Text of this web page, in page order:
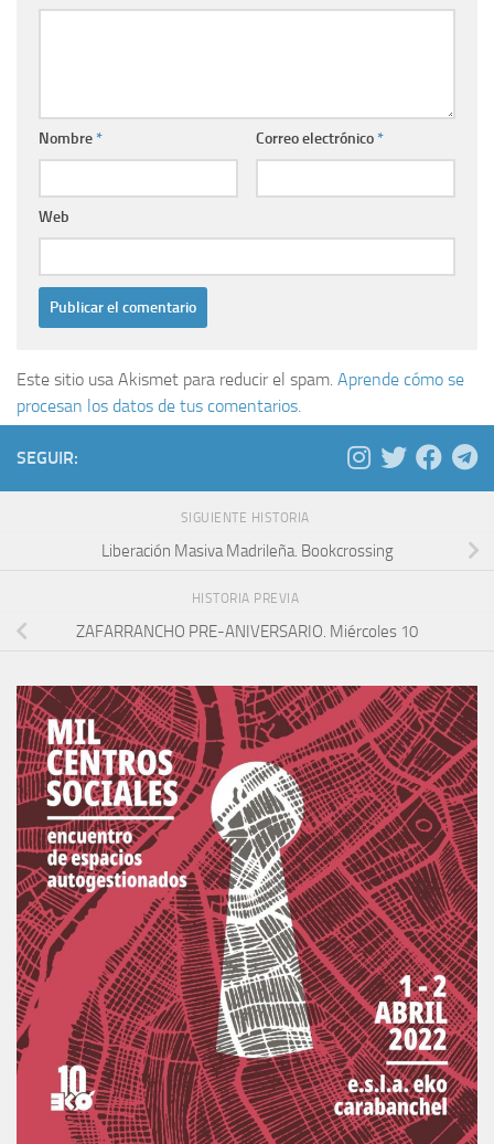
Nombre* Correo electrónico*
Web
Este sitio usa Akismet para reducir el spam. Aprende cómo se
procesan los datos de tus comentarios.
SEGUIR:
SIGUIENTE HISTORIA
Liberación Masiva Madrileña. Bookcrossing
HISTORIA PREVIA
ZAFARRANCHO PRE-ANIVERSARIO. Miércoles 10